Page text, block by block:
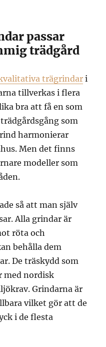
passar
trädgård
trägrindar i
tillverkas i flera
bra att få en som
som
harmonierar
Men det finns
modeller som
så att man själv
Alla grindar är
röta och
behålla dem
De träskydd som
med nordisk
Grindarna är
vilket gör att de
i de flesta